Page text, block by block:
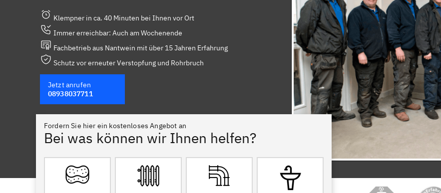
Klempner in ca. 40 Minuten bei Ihnen vor Ort
Immer erreichbar: Auch am Wochenende
Fachbetrieb aus Nantwein mit über 15 Jahren Erfahrung
Schutz vor erneuter Verstopfung und Rohrbruch
Jetzt anrufen
08938037711
Fordern Sie hier ein kostenloses Angebot an
Bei was können wir Ihnen helfen?